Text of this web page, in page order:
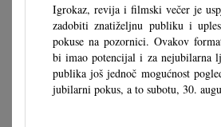
Igrokaz, revija i filmski večer je
zadobiti znatiželjnu publiku i
pokuse na pozornici. Ovakov
bi imao potencijal i za nejubilarna
publika još jednoč mogućnost
jubilarni pokus, a to subotu, 30.